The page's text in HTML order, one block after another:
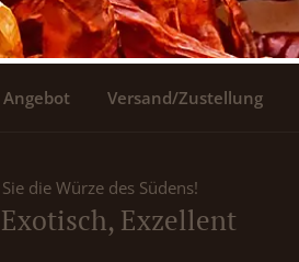
Angebot Versand/Zustellung
die Würze des Südens!
Exzellent